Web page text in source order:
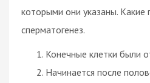
которыми они указаны. Какие
сперматогенез.
Конечные клетки были
Начинается после